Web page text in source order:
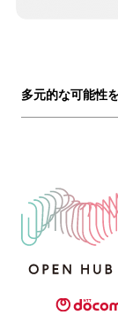
多元的な可能性